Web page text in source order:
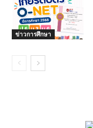
ข่าวการศึกษา